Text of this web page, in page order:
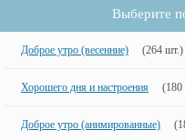
Выберите
Доброе утро (весенние) (264 шт.)
Хорошего дня и настроения (180
Доброе утро (анимированные)